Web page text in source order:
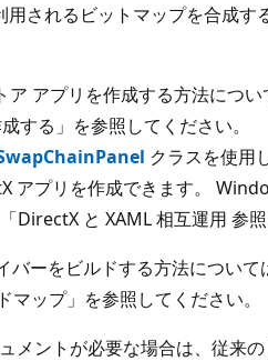
されるビットマップを合成する
アプリを作成する方法につい
する」を参照してください。
クラスを使用
アプリを作成できます。
DirectX と XAML 相互運用 参
ーをビルドする方法につい
マップ」を参照してください。
メントが必要な場合は、従来